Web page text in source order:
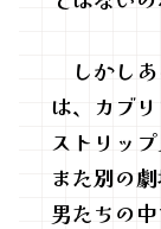
しかしあ
は、カブ
ストリッ
また別の
男たちの